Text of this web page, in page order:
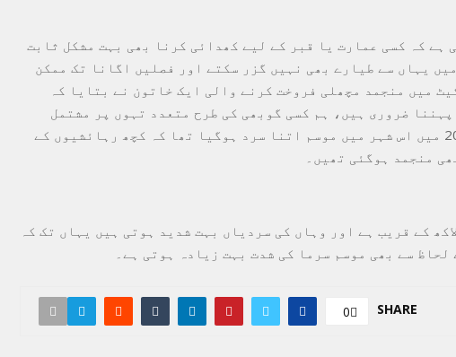
ہے کہ کسی عمارت یا قبر کے لیے کھدائی کرنا بھی بہت مشکل ثابت
یہاں سے طیارے بھی نہیں گزر سکتے اور فصلیں اگانا تک ممکن
میں منجمد مچھلی فروخت کرنے والی ایک خاتون نے بتایا کہ
ضروری ہیں، ہم کسی گوبھی کی طرح متعدد تہوں پر مشتمل
لباس پہنتے ہیں۔2018 میں اس شہر میں موسم اتنا سرد ہوگیا تھا کہ کچھ رہائشیوں کے
منجمد ہوگئی تھیں۔
اس شہر کی آبادی 10 لاکھ کے قریب ہے اور وہاں کی سردیاں بہت شدید ہوتی ہیں یہاں تک کہ
سے بھی موسم سرما کی شدت بہت زیادہ ہوتی ہے۔
SHARE
0